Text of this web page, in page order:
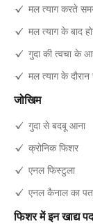
मल त्याग करते
मल त्याग के बाद
गुदा की त्वचा के
मल त्याग के दौरान
जोखिम
गुदा से बदबू आना
क्रोनिक फिशर
एनल फिस्टुला
एनल कैनाल का
फिशर में इन खाद्य